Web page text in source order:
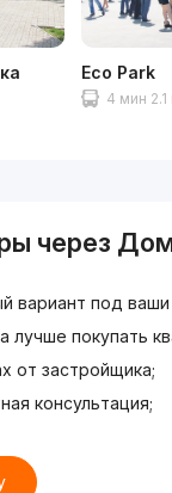
Eco Park
4 мин 2.1
через
вариант под ваши
лучше покупать
от застройщика;
консультация;